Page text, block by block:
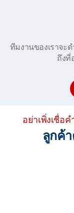
ทีมงานของเราจะ
ถึงที่
อย่าเพิ่งเชื่อ
ลูกค้า